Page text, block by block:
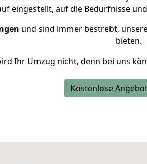
eingestellt, auf die Bedürfnisse
und sind immer bestrebt,
bieten.
Ihr Umzug nicht, denn bei uns
Kostenlose